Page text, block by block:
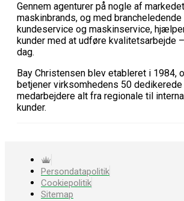
Gennem agenturer på nogle af
maskinbrands, og med brancheledende
kundeservice og maskinservice,
kunder med at udføre kvalitetsarbejde
dag.
Bay Christensen blev etableret i 1984,
betjener virksomhedens 50 dedikerede
medarbejdere alt fra regionale til
kunder.
Persondatapolitik
Cookiepolitik
Sitemap